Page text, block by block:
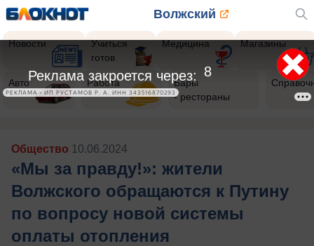
Волжский
Новости
Учиться
готов
Медицина Магазины
Авто Работа
Бары
- рестораны
Общество 10.06.2024
«Мы за правду!»: жители
Волжского обращаются к Путину
по вопросу новой системы
оплаты отопления
6
Реклама закроется через:
РЕКЛАМА • ИП РУСТАМОВ Р. А. ИНН 343516870293